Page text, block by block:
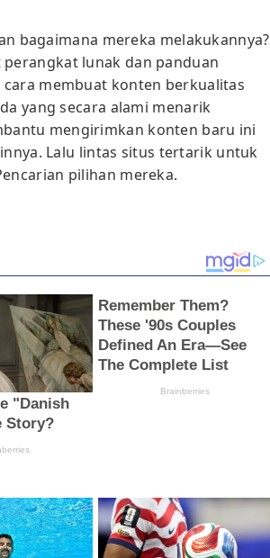
bagaimana mereka melakukannya?
lunak dan panduan
membuat konten berkualitas
yang secara alami menarik
mengirimkan konten baru ini
Lalu lintas situs tertarik untuk
pilihan mereka.